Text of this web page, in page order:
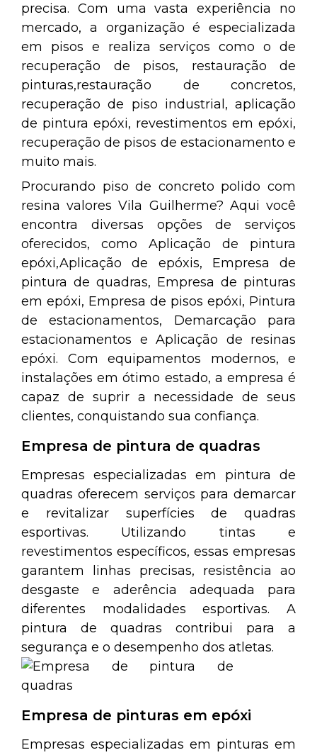
precisa. Com uma vasta experiência no
mercado, a organização é especializada
em pisos e realiza serviços como o de
recuperação de pisos, restauração de
pinturas,restauração de concretos,
recuperação de piso industrial, aplicação
de pintura epóxi, revestimentos em epóxi,
recuperação de pisos de estacionamento e
muito mais.
Procurando piso de concreto polido com
resina valores Vila Guilherme? Aqui você
encontra diversas opções de serviços
oferecidos, como Aplicação de pintura
epóxi,Aplicação de epóxis, Empresa de
pintura de quadras, Empresa de pinturas
em epóxi, Empresa de pisos epóxi, Pintura
de estacionamentos, Demarcação para
estacionamentos e Aplicação de resinas
epóxi. Com equipamentos modernos, e
instalações em ótimo estado, a empresa é
capaz de suprir a necessidade de seus
clientes, conquistando sua confiança.
Empresa de pintura de quadras
Empresas especializadas em pintura de
quadras oferecem serviços para demarcar
e revitalizar superfícies de quadras
esportivas. Utilizando tintas e
revestimentos específicos, essas empresas
garantem linhas precisas, resistência ao
desgaste e aderência adequada para
diferentes modalidades esportivas. A
pintura de quadras contribui para a
segurança e o desempenho dos atletas.
Empresa de pinturas em epóxi
Empresas especializadas em pinturas em